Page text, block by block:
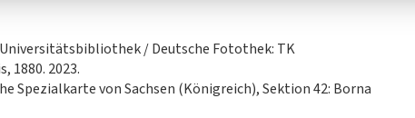
/ Deutsche Fotothek: TK
1880. 2023.
Spezialkarte von Sachsen (Königreich), Sektion 42: Borna